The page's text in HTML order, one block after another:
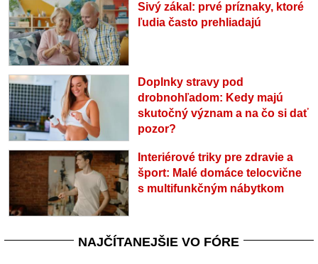
Sivý zákal: prvé príznaky, ktoré
ľudia často prehliadajú
Doplnky stravy pod
drobnohľadom: Kedy majú
skutočný význam a na čo si dať
pozor?
Interiérové triky pre zdravie a
šport: Malé domáce telocvične
s multifunkčným nábytkom
NAJČÍTANEJŠIE VO FÓRE